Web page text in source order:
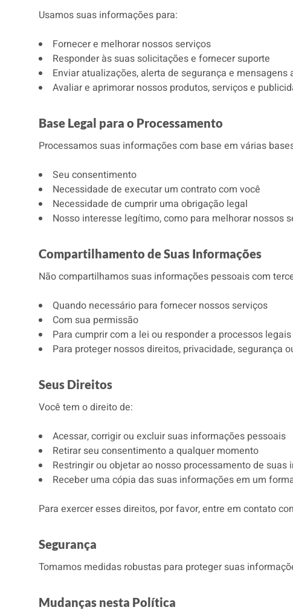
Usamos suas informações para:
Fornecer e melhorar nossos serviços
Responder às suas solicitações e fornecer suporte
Enviar atualizações, alerta de segurança e
Avaliar e aprimorar nossos produtos, serviços e
Base Legal para o Processamento
Processamos suas informações com base em várias
Seu consentimento
Necessidade de executar um contrato com você
Necessidade de cumprir uma obrigação legal
Nosso interesse legítimo, como para melhorar nossos
Compartilhamento de Suas Informações
Não compartilhamos suas informações pessoais com
Quando necessário para fornecer nossos serviços
Com sua permissão
Para cumprir com a lei ou responder a processos legais
Para proteger nossos direitos, privacidade, segurança
Seus Direitos
Você tem o direito de:
Acessar, corrigir ou excluir suas informações pessoais
Retirar seu consentimento a qualquer momento
Restringir ou objetar ao nosso processamento de suas
Receber uma cópia das suas informações em um
Para exercer esses direitos, por favor, entre em contato
Segurança
Tomamos medidas robustas para proteger suas
Mudanças nesta Política